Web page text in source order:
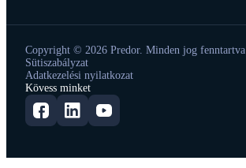
Copyright © 2026 Predor. Minden jog fenntartva
Sütiszabályzat
Adatkezelési nyilatkozat
Kövess minket